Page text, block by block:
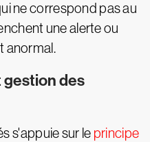
ne correspond pas au
une alerte ou
anormal.
gestion des
s'appuie sur le principe